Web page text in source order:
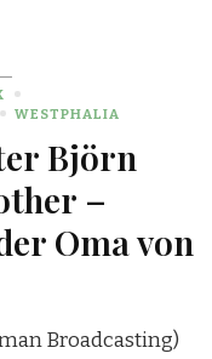
WESTPHALIA
Björn
–
Oma von
Broadcasting)